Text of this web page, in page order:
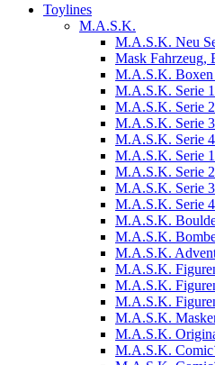
Toylines
M.A.S.K.
M.A.S.K. Neu
Mask
M.A.S.K.
M.A.S.K. Serie
M.A.S.K. Serie
M.A.S.K. Serie
M.A.S.K. Serie
M.A.S.K. Serie
M.A.S.K. Serie
M.A.S.K. Serie
M.A.S.K. Serie
M.A.S.K.
M.A.S.K.
M.A.S.K.
M.A.S.K.
M.A.S.K.
M.A.S.K.
M.A.S.K.
M.A.S.K.
M.A.S.K.